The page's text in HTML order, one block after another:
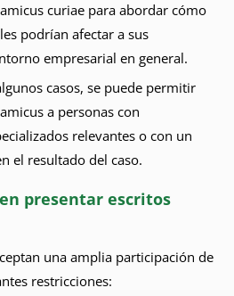
curiae para abordar cómo
podrían afectar a sus
empresarial en general.
casos, se puede permitir
a personas con
relevantes o con un
el resultado del caso.
presentar escritos
una amplia participación de
restricciones: